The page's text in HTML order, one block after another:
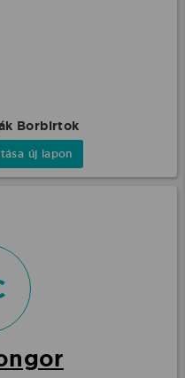
Borbirtok
új lapon